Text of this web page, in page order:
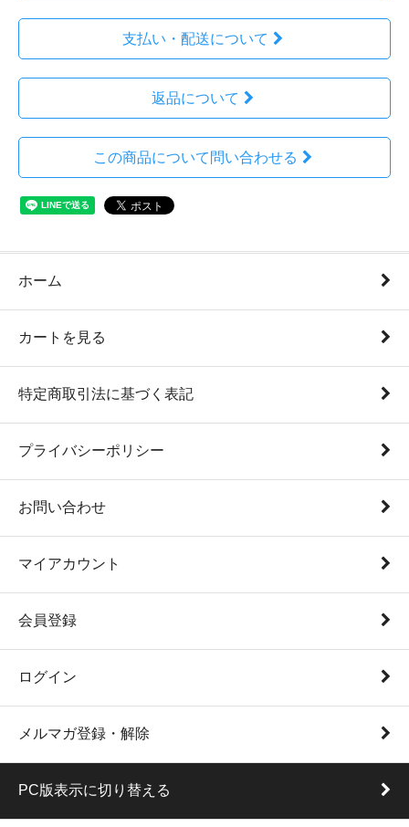
支払い・配送について
返品について
この商品について問い合わせる
ホーム
カートを見る
特定商取引法に基づく表記
プライバシーポリシー
お問い合わせ
マイアカウント
会員登録
ログイン
メルマガ登録・解除
PC版表示に切り替える